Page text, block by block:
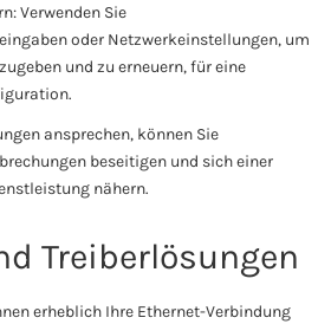
Verwenden Sie
oder Netzwerkeinstellungen, um
und zu erneuern, für eine
ansprechen, können Sie
beseitigen und sich einer
nähern.
Treiberlösungen
erheblich Ihre Ethernet-Verbindung